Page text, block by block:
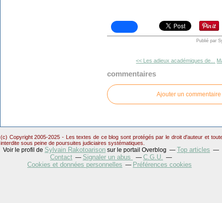
Publié par
<< Les adieux académiques de...
commentaires
Ajouter un commentaire
(c) Copyright 2005-2025 - Les textes de ce blog sont protégés par le droit d'auteur et
interdite sous peine de poursuites judiciaires systématiques.
Voir le profil de Sylvain Rakotoarison sur le portail Overblog
Top articles
Contact
Signaler un abus
C.G.U.
Cookies et données personnelles
Préférences cookies